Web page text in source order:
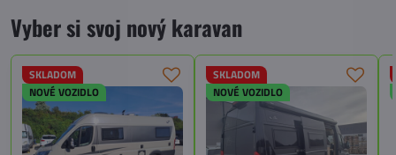
Vyber si svoj nový karavan
SKLADOM
NOVÉ VOZIDLO
SKLADOM
NOVÉ VOZIDLO